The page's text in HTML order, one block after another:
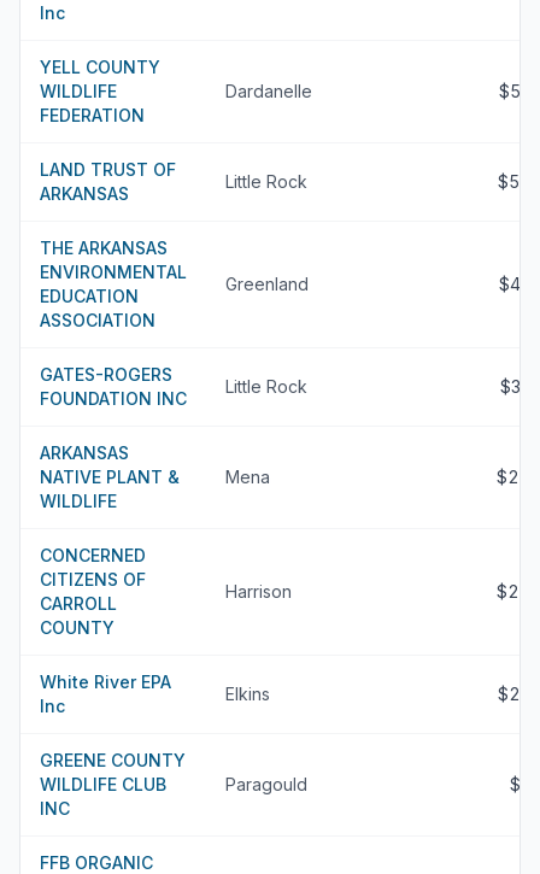
Inc
YELL COUNTY
WILDLIFE
FEDERATION
Dardanelle $58k
LAND TRUST OF
ARKANSAS
Little Rock $52k
THE ARKANSAS
ENVIRONMENTAL
EDUCATION
ASSOCIATION
Greenland $49k
GATES-ROGERS
FOUNDATION INC
Little Rock $34k
ARKANSAS
NATIVE PLANT &
WILDLIFE
Mena $22k
CONCERNED
CITIZENS OF
CARROLL
COUNTY
Harrison $22k
White River EPA
Inc
Elkins $21k
GREENE COUNTY
WILDLIFE CLUB
INC
Paragould $8k
FFB ORGANIC